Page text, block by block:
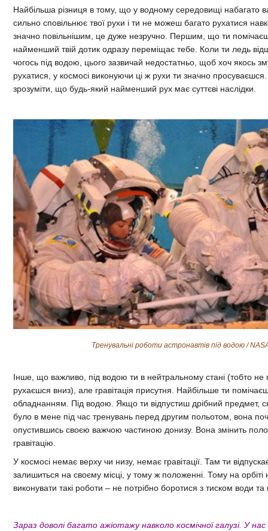
Найбільша різниця в тому, що у водному середовищі набагато
сильно сповільнює твої рухи і ти не можеш багато рухатися
значно повільнішим, це дуже незручно. Першим, що ти
найменший твій дотик одразу переміщає тебе. Коли ти ледь
чогось під водою, цього зазвичай недостатньо, щоб хоч якось
рухатися, у космосі виконуючи ці ж рухи ти значно
зрозуміти, що будь-який найменший рух має суттєві наслідки.
Тренувальні роботи астронавтів під водою /
Інше, що важливо, під водою ти в нейтральному стані (тобто не
рухаєшся вниз), але гравітація присутня. Найбільше ти
обладнанням. Під водою. Якщо ти відпустиш дрібний предмет,
було в мене під час тренувань перед другим польотом, вона
опустившись своєю важчою частиною донизу. Вона змінить
гравітацію.
У космосі немає верху чи низу, немає гравітації. Там ти
залишиться на своєму місці, у тому ж положенні. Тому на орбіті
виконувати такі роботи – не потрібно боротися з тиском води та
Зараз доволі багато ажіотажу навколо космічної галузі. У нас